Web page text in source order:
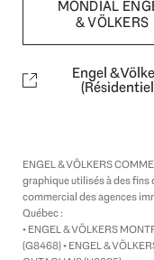
MONDIAL
& VÖLKERS
Engel &
ENGEL & VÖLKERS
graphique utilisés à des
commercial des agences
Québec :
• ENGEL & VÖLKERS
(G8468) • ENGEL &